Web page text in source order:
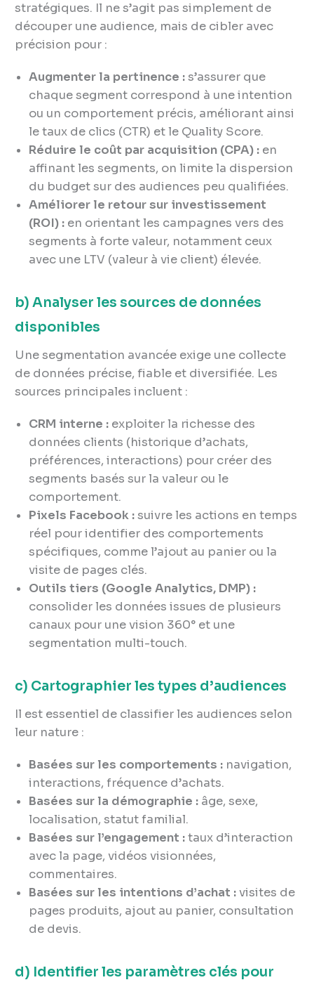
stratégiques. Il ne s’agit pas simplement de
découper une audience, mais de cibler avec
précision pour :
Augmenter la pertinence :s’assurer que
chaque segment correspond à une intention
ou un comportement précis, améliorant ainsi
le taux de clics (CTR) et le Quality Score.
Réduire le coût par acquisition (CPA) : en
affinant les segments, on limite la dispersion
du budget sur des audiences peu qualifiées.
Améliorer le retour sur investissement
(ROI) : en orientant les campagnes vers des
segments à forte valeur, notamment ceux
avec une LTV (valeur à vie client) élevée.
b) Analyser les sources de données
disponibles
Une segmentation avancée exige une collecte
de données précise, fiable et diversifiée. Les
sources principales incluent :
CRM interne : exploiter la richesse des
données clients (historique d’achats,
préférences, interactions) pour créer des
segments basés sur la valeur ou le
comportement.
Pixels Facebook :suivre les actions en temps
réel pour identifier des comportements
spécifiques, comme l’ajout au panier ou la
visite de pages clés.
Outils tiers (Google Analytics, DMP) :
consolider les données issues de plusieurs
canaux pour une vision 360° et une
segmentation multi-touch.
c) Cartographier les types d’audiences
Il est essentiel de classifier les audiences selon
leur nature :
Basées sur les comportements : navigation,
interactions, fréquence d’achats.
Basées sur la démographie : âge, sexe,
localisation, statut familial.
Basées sur l’engagement :taux d’interaction
avec la page, vidéos visionnées,
commentaires.
Basées sur les intentions d’achat :visites de
pages produits, ajout au panier, consultation
de devis.
d) Identifier les paramètres clés pour